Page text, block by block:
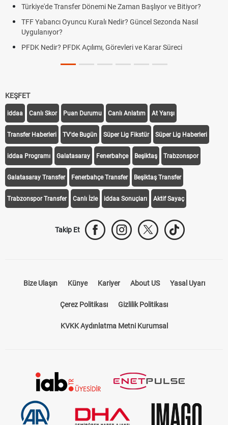
Türkiye'de Transfer Dönemi Ne Zaman Başlıyor ve Bitiyor?
TFF Yabancı Oyuncu Kuralı Nedir? Güncel Sezonda Nasıl
Uygulanıyor?
PFDK Nedir? PFDK Açılımı, Görevleri ve Karar Süreci
KEŞFET
iddaa Canlı Skor Puan Durumu Canlı Anlatım At Yarışı
Transfer Haberleri TV'de Bugün Süper Lig Fikstür Süper Lig Haberleri
iddaa Programı Galatasaray Fenerbahçe Beşiktaş Trabzonspor
Galatasaray Transfer Fenerbahçe Transfer Beşiktaş Transfer
Trabzonspor Transfer Canlı İzle iddaa Sonuçları Aktif Sayaç
Takip Et
Bize Ulaşın Künye Kariyer About US Yasal Uyarı
Çerez Politikası Gizlilik Politikası
KVKK Aydınlatma Metni Kurumsal